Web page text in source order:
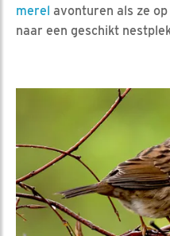
merel avonturen als ze
naar een geschikt